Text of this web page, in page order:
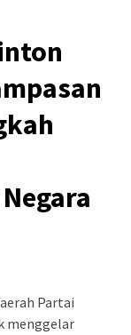
Partai
menggelar